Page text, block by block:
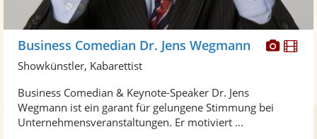
Business Comedian Dr. Jens Wegmann
Showkünstler, Kabarettist
Business Comedian & Keynote-Speaker Dr. Jens
Wegmann ist ein garant für gelungene Stimmung bei
Unternehmensveranstaltungen. Er motiviert ...